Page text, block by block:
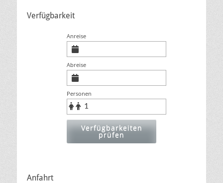
Verfügbarkeit
Anreise
Abreise
Personen
Verfügbarkeiten
prüfen
Anfahrt